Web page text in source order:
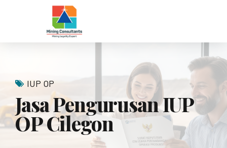
IUP OP
Jasa Pengurusan IUP
OP Cilegon